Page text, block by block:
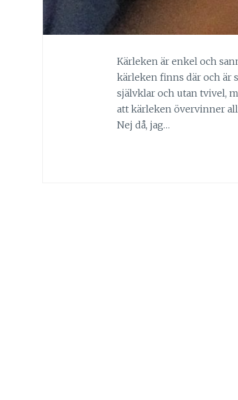
Kärleken är enkel och
kärleken finns där och är
självklar och utan tvivel,
att kärleken övervinner
Nej då, jag…